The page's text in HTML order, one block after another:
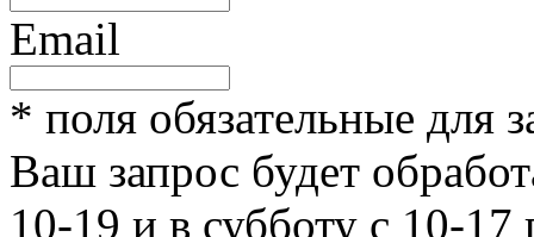
Email
* поля обязательные для
Ваш запрос будет
10-19 и в субботу с 10-